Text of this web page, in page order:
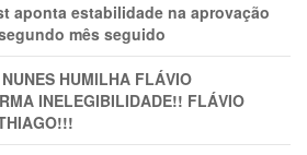
aponta estabilidade na aprovação
mês seguido
HUMlLHA FLÁVIO
INELEGIBILIDADE!! FLÁVIO